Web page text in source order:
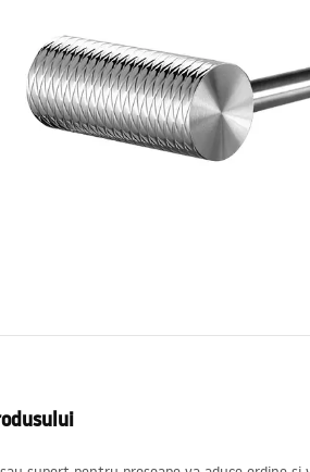
si Bideuri
și mobilier pentru baie